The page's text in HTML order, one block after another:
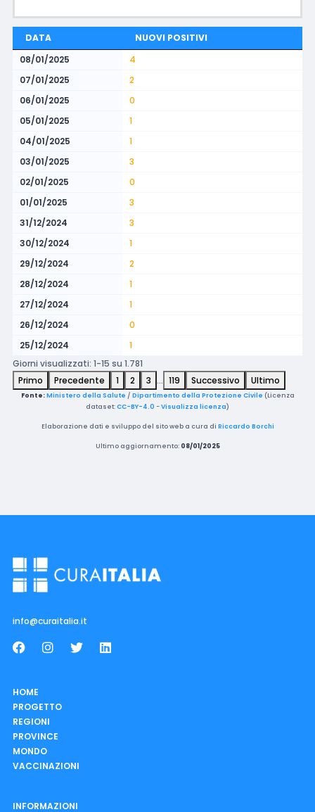
DATA
NUOVI POSITIVI
08/01/2025
4
07/01/2025
2
06/01/2025
0
05/01/2025
1
04/01/2025
1
03/01/2025
3
02/01/2025
0
01/01/2025
3
31/12/2024
3
30/12/2024
1
29/12/2024
2
28/12/2024
1
27/12/2024
1
26/12/2024
0
25/12/2024
1
Giorni visualizzati: 1-15 su 1.781
Primo
Precedente 1 2 3 … 119 Successivo Ultimo
Fonte: Ministero della Salute / Dipartimento della Protezione Civile (Licenza
dataset:CC-BY-4.0 -Visualizza licenza)
Elaborazione dati e sviluppo del sito web a cura di Riccardo Borchi
Ultimo aggiornamento: 08/01/2025
info@curaitalia.it
HOME
PROGETTO
REGIONI
PROVINCE
MONDO
VACCINAZIONI
INFORMAZIONI